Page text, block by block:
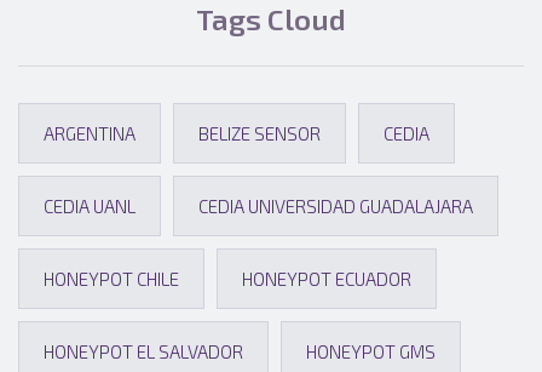
Tags Cloud
ARGENTINA BELIZE SENSOR CEDIA
CEDIA UANL CEDIA UNIVERSIDAD GUADALAJARA
HONEYPOT CHILE HONEYPOT ECUADOR
HONEYPOT EL SALVADOR HONEYPOT GMS